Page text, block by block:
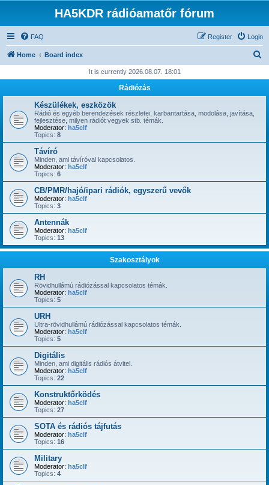
HA5KDR rádióamatőr fórum
FAQ Login
Register
Home Board index
r
It is currently 2026.08.07. 18:01
Rádiózás
Készülékek, eszközök
Rádió és egyéb berendezések részletei, karbantartása, modolása, javítása,
fejlesztése, milyen rádiót vegyek stb. témák.
Moderator: ha5clf
Topics: 8
Távíró
Minden, ami távíróval kapcsolatos.
Moderator: ha5clf
Topics: 6
CB/PMR/hajó/ipari rádiók, egyszerű vevők
Moderator: ha5clf
Topics: 3
Antennák
Moderator: ha5clf
Topics: 13
Szakosztályok
RH
Rövidhullámú rádiózással kapcsolatos témák.
Moderator: ha5clf
Topics: 5
URH
Ultra-rövidhullámú rádiózással kapcsolatos témák.
Moderator: ha5clf
Topics: 5
Digitális
Minden, ami digitális rádiós átvitel.
Moderator: ha5clf
Topics: 22
Konstruktőrködés
Moderator: ha5clf
Topics: 27
SOTA és rádiós tájfutás
Moderator: ha5clf
Topics: 16
Military
Moderator: ha5clf
Topics: 4